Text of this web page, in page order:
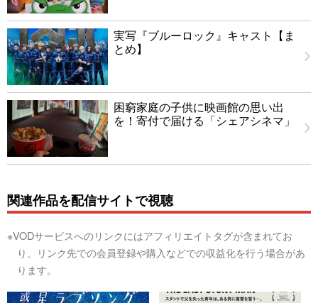
実写『ブルーロック』キャスト【ま
とめ】
困窮家庭の子供に映画館の思い出
を！寄付で届ける「シェアシネマ」
関連作品を配信サイトで視聴
※VODサービスへのリンクにはアフィリエイトタグが含まれてお
り、リンク先での会員登録や購入などでの収益化を行う場合があ
ります。